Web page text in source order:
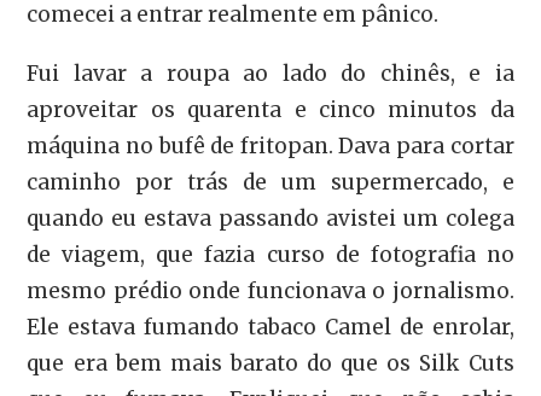
comecei a entrar realmente em pânico.
Fui lavar a roupa ao lado do chinês, e ia
aproveitar os quarenta e cinco minutos da
máquina no bufê de fritopan. Dava para cortar
caminho por trás de um supermercado, e
quando eu estava passando avistei um colega
de viagem, que fazia curso de fotografia no
mesmo prédio onde funcionava o jornalismo.
Ele estava fumando tabaco Camel de enrolar,
que era bem mais barato do que os Silk Cuts